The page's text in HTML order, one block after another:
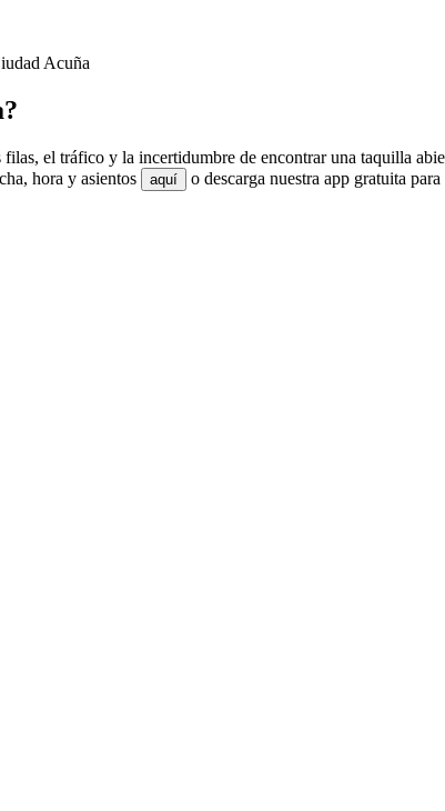
Acuña
el tráfico y la incertidumbre de encontrar una taquilla
hora y asientos
aquí
o descarga nuestra app gratuita